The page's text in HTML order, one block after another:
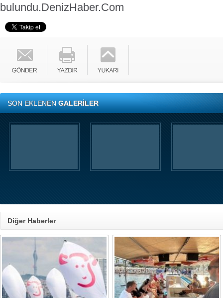
bulundu.DenizHaber.Com
SON EKLENENGALERİLER
Diğer Haberler